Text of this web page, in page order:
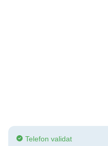
Telefon validat